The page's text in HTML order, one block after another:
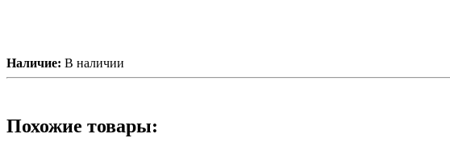
Наличие: В наличии
Похожие товары: